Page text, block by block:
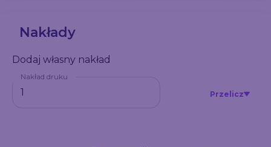
Nakłady
Dodaj własny nakład
Nakład druku
Przelicz